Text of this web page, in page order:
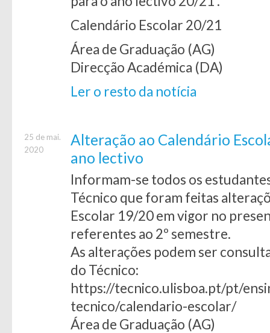
Calendário Escolar 20/21
Área de Graduação (AG)
Direcção Académica (DA)
Ler o resto da notícia
25 de mai.
2020
Alteração ao Calendário
ano lectivo
Informam-se todos os
Técnico que foram feitas
Escolar 19/20 em vigor no
referentes ao 2º semestre.
As alterações podem ser
do Técnico:
https://tecnico.ulisboa.pt/pt/
tecnico/calendario-escolar/
Área de Graduação (AG)